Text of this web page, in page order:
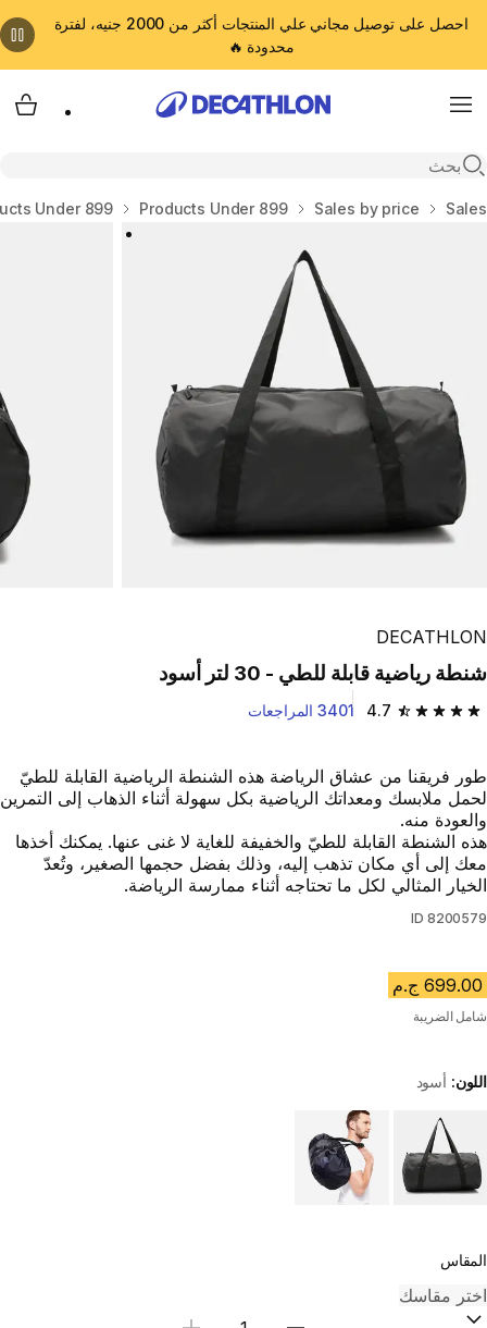
احصل على توصيل مجاني علي المنتجات أكثر من 2000 جنيه، لفترة
محدودة 🔥
Menu
Open search
المنزل
Sales
Sales by price
Products Under 899
Under 899
DECATHLON
شنطة رياضية قابلة للطي - 30 لتر أسود
4.7 4.7 out of 5 stars from 3401 reviews 3401 المراجعات
طور فريقنا من عشاق الرياضة هذه الشنطة الرياضية القابلة للطيّ
لحمل ملابسك ومعداتك الرياضية بكل سهولة أثناء الذهاب إلى التمرين
والعودة منه.
هذه الشنطة القابلة للطيّ والخفيفة للغاية لا غنى عنها. يمكنك أخذها
معك إلى أي مكان تذهب إليه، وذلك بفضل حجمها الصغير، وتُعدّ
الخيار المثالي لكل ما تحتاجه أثناء ممارسة الرياضة.
ID 8200579
699.00 ج.م
شامل الضريبة
اللون: أسود
Choose a variant
المقاس